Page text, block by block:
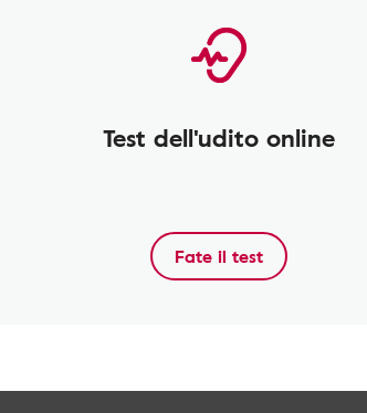
Test dell'udito online
Fate il test